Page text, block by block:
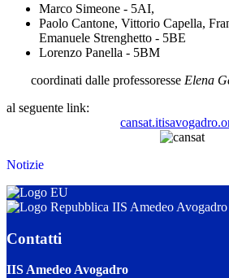
Marco Simeone - 5AI,
Paolo Cantone, Vittorio Capella,
Emanuele Strenghetto - 5BE
Lorenzo Panella - 5BM
coordinati dalle professoresse Elena
al seguente link:
Notizie
IIS Amedeo Avogadro
Contatti
IIS Amedeo Avogadro